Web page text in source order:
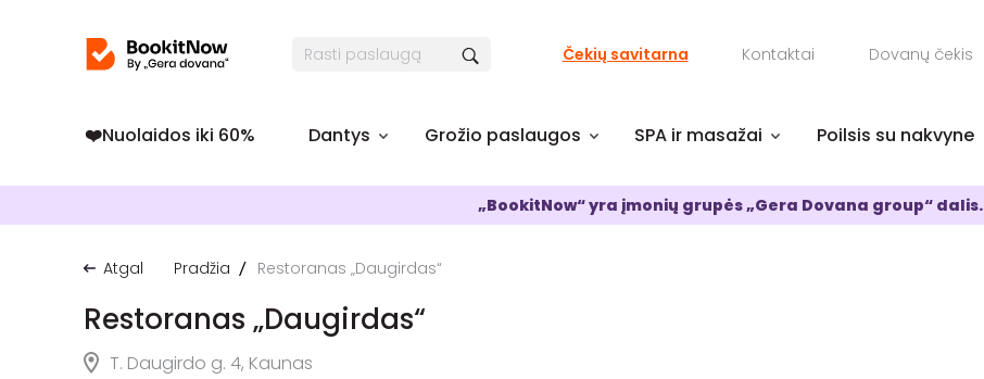
Čekių savitarna Kontaktai Dovanų čekis
❤️️Nuolaidos iki 60% Dantys Grožio paslaugos SPA ir masažai Poilsis su nakvyne
„BookitNow“ yra įmonių grupės „Gera Dovana group“ dalis.
Atgal Pradžia Restoranas „Daugirdas“
Restoranas „Daugirdas“
T. Daugirdo g. 4, Kaunas